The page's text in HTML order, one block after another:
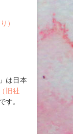
）
は日本
（旧社
す。